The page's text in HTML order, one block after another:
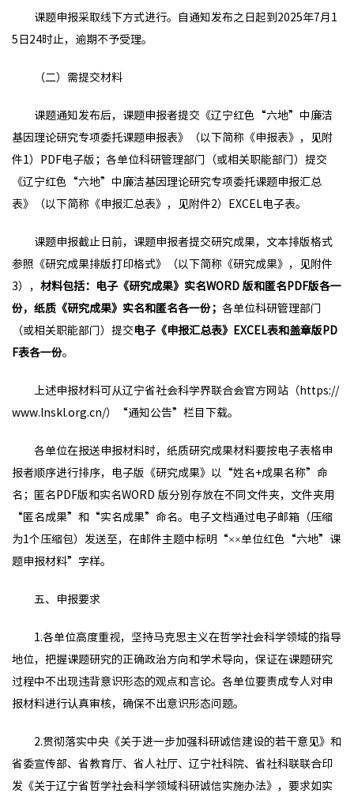
课题申报采取线下方式进行。自通知发布之日起到2025年7月1
5日24时止，逾期不予受理。
（二）需提交材料
课题通知发布后，课题申报者提交《辽宁红色“六地”中廉洁
基因理论研究专项委托课题申报表》（以下简称《申报表》，见附
件1）PDF电子版；各单位科研管理部门（或相关职能部门）提交
《辽宁红色“六地”中廉洁基因理论研究专项委托课题申报汇总
表》（以下简称《申报汇总表》，见附件2）EXCEL电子表。
课题申报截止日前，课题申报者提交研究成果，文本排版格式
参照《研究成果排版打印格式》（以下简称《研究成果》，见附件
3）， 材料包括：电子《研究成果》实名WORD 版和匿名PDF版各一
份，纸质《研究成果》实名和匿名各一份； 各单位科研管理部门
（或相关职能部门）提交 电子《申报汇总表》EXCEL表和盖章版PD
F表各一份。
上述申报材料可从辽宁省社会科学界联合会官方网站（https://
www.lnskl.org.cn/）“通知公告”栏目下载。
各单位在报送申报材料时，纸质研究成果材料要按电子表格申
报者顺序进行排序，电子版《研究成果》以“姓名+成果名称”命
名；匿名PDF版和实名WORD 版分别存放在不同文件夹，文件夹用
“匿名成果”和“实名成果”命名。电子文档通过电子邮箱（压缩
为1个压缩包）发送至，在邮件主题中标明“××单位红色“六地”课
题申报材料”字样。
五、申报要求
1.各单位高度重视，坚持马克思主义在哲学社会科学领域的指导
地位，把握课题研究的正确政治方向和学术导向，保证在课题研究
过程中不出现违背意识形态的观点和言论。各单位要责成专人对申
报材料进行认真审核，确保不出意识形态问题。
2.贯彻落实中央《关于进一步加强科研诚信建设的若干意见》和
省委宣传部、省教育厅、省人社厅、辽宁社科院、省社科联联合印
发《关于辽宁省哲学社会科学领域科研诚信实施办法》，要求如实